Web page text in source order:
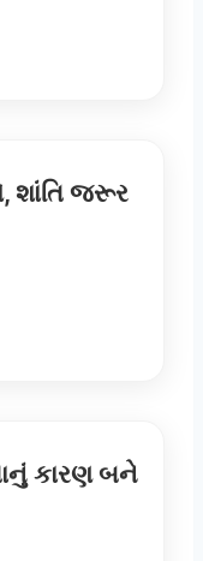
શાંતિ જરૂર
કારણ બને